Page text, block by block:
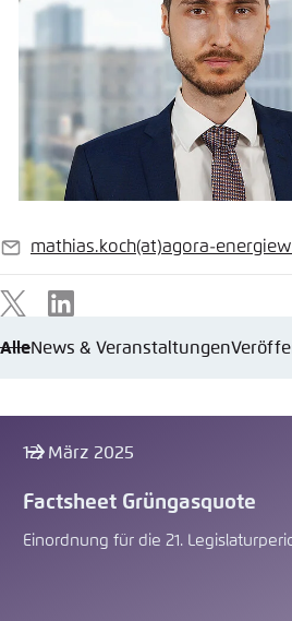
E-
Mail
mathias.koch(at)agora-
X
LinkedIn
AlleNews & Veranstaltungen
12. März 2025
Factsheet Grüngasquote
Einordnung für die 21.